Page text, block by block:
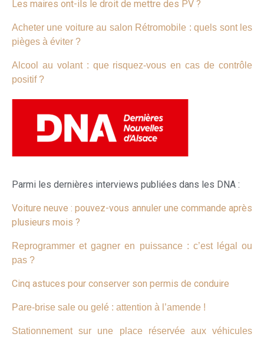
Les maires ont-ils le droit de mettre des PV ?
Acheter une voiture au salon Rétromobile : quels sont les
pièges à éviter ?
Alcool au volant : que risquez-vous en cas de contrôle
positif ?
Parmi les dernières interviews publiées dans les DNA :
Voiture neuve : pouvez-vous annuler une commande après
plusieurs mois ?
Reprogrammer et gagner en puissance : c’est légal ou
pas ?
Cinq astuces pour conserver son permis de conduire
Pare-brise sale ou gelé : attention à l’amende !
Stationnement sur une place réservée aux véhicules